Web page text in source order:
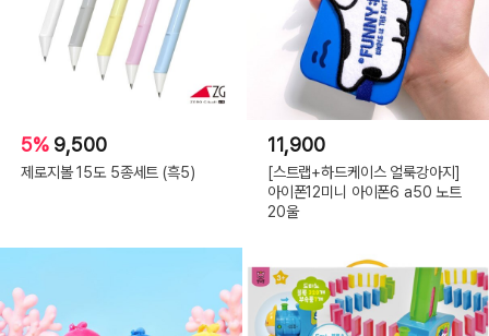
5% 9,500
제로지볼 15도 5종세트 (흑5)
11,900
[스트랩+하드케이스 얼룩강아지]
아이폰12미니 아이폰6 a50 노트
20울